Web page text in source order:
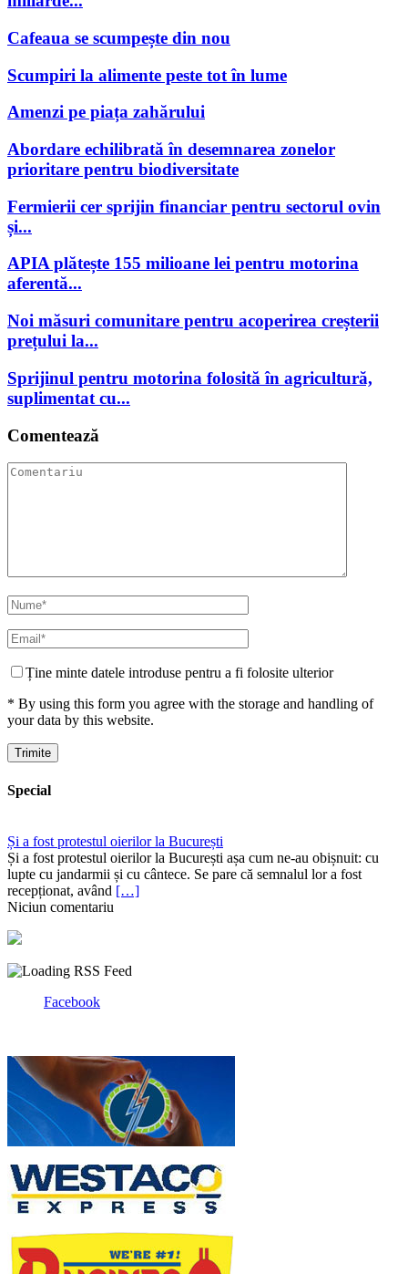
Cafeaua se scumpește din nou
Scumpiri la alimente peste tot în lume
Amenzi pe piața zahărului
Abordare echilibrată în desemnarea zonelor
prioritare pentru biodiversitate
Fermierii cer sprijin financiar pentru sectorul ovin
și...
APIA plătește 155 milioane lei pentru motorina
aferentă...
Noi măsuri comunitare pentru acoperirea creșterii
prețului la...
Sprijinul pentru motorina folosită în agricultură,
suplimentat cu...
Comentează
Ține minte datele introduse pentru a fi folosite ulterior
* By using this form you agree with the storage and handling of
your data by this website.
Special
Și a fost protestul oierilor la București
Și a fost protestul oierilor la București așa cum ne-au obișnuit: cu
lupte cu jandarmii și cu cântece. Se pare că semnalul lor a fost
recepționat, având […]
Niciun comentariu
Facebook